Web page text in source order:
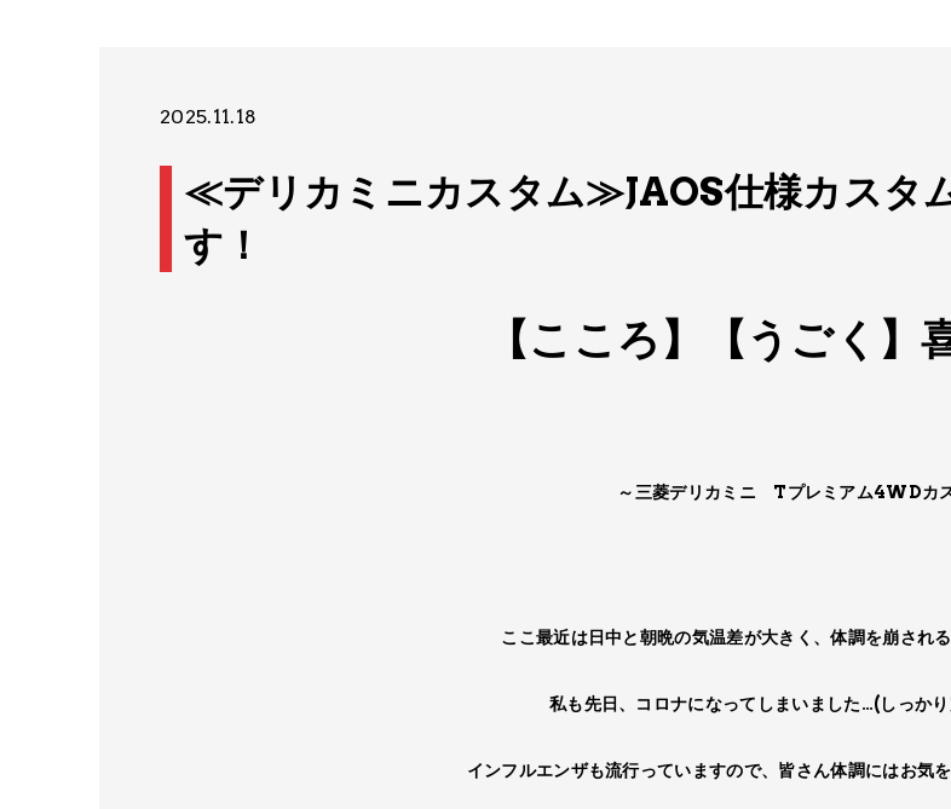
2025.11.18
≪デリカミニカスタム≫JAOS仕様カスタ
す！​
【こころ】【うごく】
～三菱デリカミニ Tプレミアム4WDカ
ここ最近は日中と朝晩の気温差が​大きく、​体調を崩され
私も先日、​コロナに​なってしまいました…(しっか
インフルエンザも流行っていますので​、​皆さん体調にはお気